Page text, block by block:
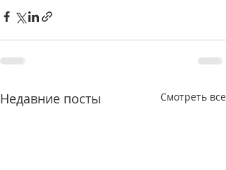
Недавние посты Смотреть все